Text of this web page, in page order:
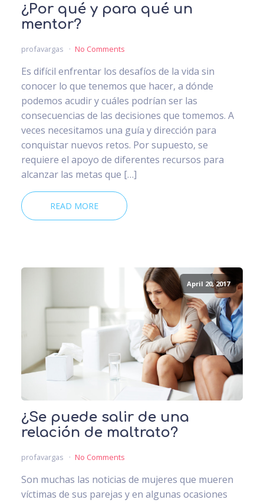
¿Por qué y para qué un
mentor?
profavargas No Comments
Es difícil enfrentar los desafíos de la vida sin
conocer lo que tenemos que hacer, a dónde
podemos acudir y cuáles podrían ser las
consecuencias de las decisiones que tomemos. A
veces necesitamos una guía y dirección para
conquistar nuevos retos. Por supuesto, se
requiere el apoyo de diferentes recursos para
alcanzar las metas que […]
READ MORE
April 20, 2017
¿Se puede salir de una
relación de maltrato?
profavargas No Comments
Son muchas las noticias de mujeres que mueren
víctimas de sus parejas y en algunas ocasiones